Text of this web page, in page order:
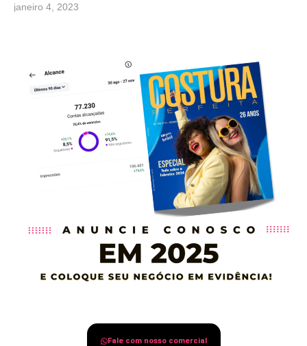
janeiro 4, 2023
Fale com nosso comercial